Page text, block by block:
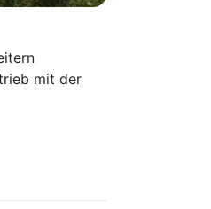
mit der